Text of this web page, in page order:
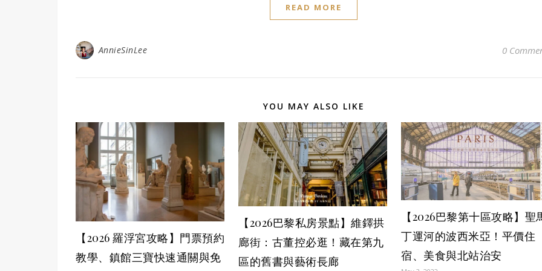
READ MORE
AnnieSinLee 0
YOU MAY ALSO LIKE
【2026 羅浮宮攻略】門票預約
教學、鎮館三寶快速通關與免
【2026巴黎私房景點】維鐸拱
廊街：古董控必逛！藏在第九
區的舊書與藝術長廊
【2026巴黎第十區攻略】聖
丁運河的波西米亞！平價住
宿、美食與北站治安